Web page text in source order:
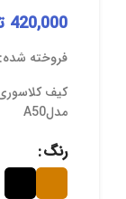
420,000
فروخته شده:
مدلA50
رنگ